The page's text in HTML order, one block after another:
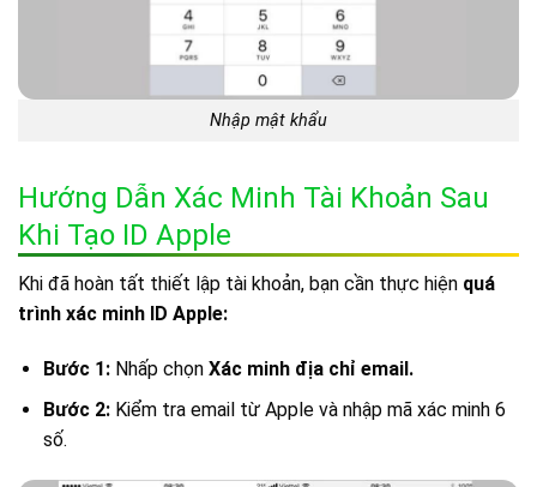
Nhập mật khẩu
Hướng Dẫn Xác Minh Tài Khoản Sau
Khi Tạo ID Apple
Khi đã hoàn tất thiết lập tài khoản, bạn cần thực hiện quá
trình xác minh ID Apple:
Bước 1:Nhấp chọn Xác minh địa chỉ email.
Bước 2:Kiểm tra email từ Apple và nhập mã xác minh 6
số.